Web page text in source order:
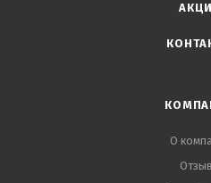
О